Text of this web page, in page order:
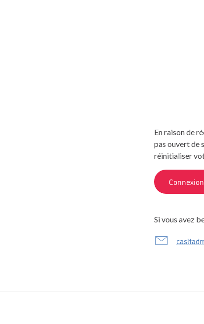
En raison de
pas ouvert de
réinitialiser
Si vous avez